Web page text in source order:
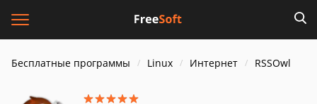
Бесплатные программы Linux Интернет RSSOwl